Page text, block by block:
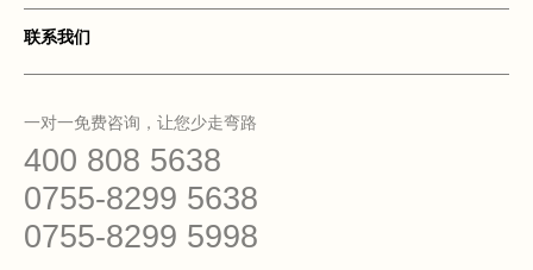
一对一免费咨询，让您少走弯路
400 808 5638
0755-8299 5638
0755-8299 5998
联系我们